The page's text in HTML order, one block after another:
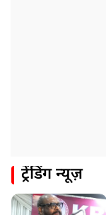
ट्रेंडिंग न्यूज़